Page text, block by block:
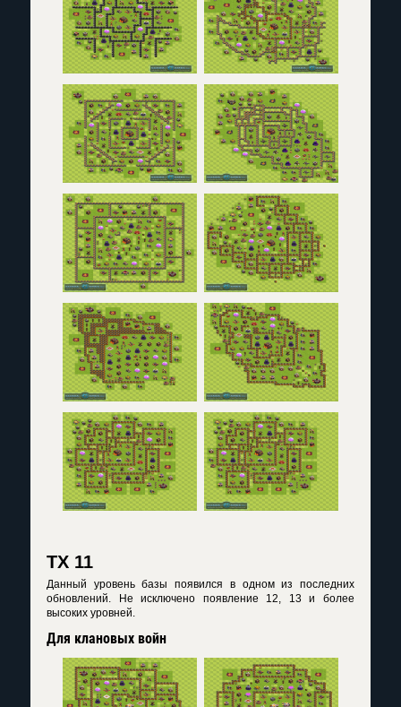
TX 11
Данный уровень базы появился в одном из последних
обновлений. Не исключено появление 12, 13 и более
высоких уровней.
Для клановых войн